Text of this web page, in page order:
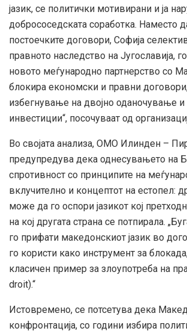
јазик, се политички мотивирани и ја
добрососедската соработка. Наместо
постоечките договори, Софија
правното наследство на Југославија,
новото меѓународно партнерство со
блокира економски и правни
избегнување на двојно оданочување и
инвестиции“, посочуваат од
Во својата анализа, ОМО Илинден –
предупредува дека однесувањето на
спротивност со принципите на
вклучително и концептот на естопел:
може да го оспори јазикот кој
на кој другата страна се потпирала.
го прифати македонскиот јазик во
го користи како инструмент за
класичен пример за злоупотреба на
droit).“
Истовремено, се потсетува дека
конфронтација, со години избира